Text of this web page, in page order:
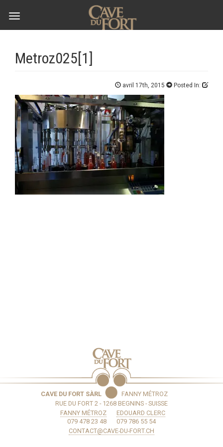
Toggle
Metroz025[1]
avril 17th, 2015 Posted In:
CAVE DU FORT SÀRL
FANNY MÉTROZ
RUE DU FORT 2 - 1268 BEGNINS - SUISSE
FANNY MÉTROZ
079 478 23 48
EDOUARD CLERC
079 786 55 54
CONTACT@CAVE-DU-FORT.CH